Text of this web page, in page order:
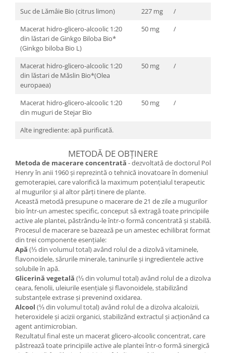
Suc de Lămâie Bio (citrus limon) 227 mg
/
Macerat hidro-glicero-alcoolic 1:20
din lăstari de Ginkgo Biloba Bio*
(Ginkgo biloba Bio L)
50 mg /
Macerat hidro-glicero-alcoolic 1:20
din lăstari de Măslin Bio*(Olea
europaea)
50 mg /
Macerat hidro-glicero-alcoolic 1:20
din muguri de Stejar Bio
50 mg /
Alte ingrediente: apă purificată.
METODĂ DE OBȚINERE
Metoda de macerare concentrată - dezvoltată de doctorul Pol
Henry în anii 1960 și reprezintă o tehnică inovatoare în domeniul
gemoterapiei, care valorifică la maximum potențialul terapeutic
al mugurilor și al altor părți tinere de plante.
Această metodă presupune o macerare de 21 de zile a mugurilor
bio într-un amestec specific, conceput să extragă toate principiile
active ale plantei, păstrându-le într-o formă concentrată și stabilă.
Procesul de macerare se bazează pe un amestec echilibrat format
din trei componente esențiale:
Apă (⅓ din volumul total) având rolul de a dizolvă vitaminele,
flavonoidele, sărurile minerale, taninurile și ingredientele active
solubile în apă.
Glicerină vegetală (⅓ din volumul total) având rolul de a dizolva
ceara, fenolii, uleiurile esențiale și flavonoidele, stabilizând
substanțele extrase și prevenind oxidarea.
Alcool (⅓ din volumul total) având rolul de a dizolva alcaloizii,
heteroxidele și acizii organici, stabilizând extractul și acționând ca
agent antimicrobian.
Rezultatul final este un macerat glicero-alcoolic concentrat, care
păstrează toate principiile active ale plantei într-o formă sinergică